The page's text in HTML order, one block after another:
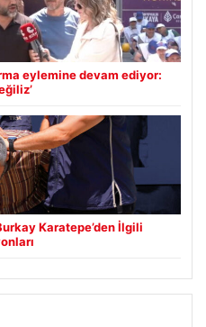
eylemine devam ediyor:
Karatepe’den İlgili